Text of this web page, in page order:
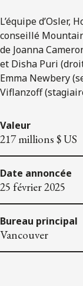
L’équipe d’Osler,
conseillé
de Joanna
et Disha Puri
Emma Newbery
Viflanzoff
Valeur
217 millions $ US
Date annoncée
25 février 2025
Bureau principal
Vancouver